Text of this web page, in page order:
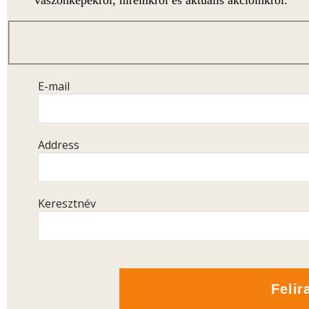
E-mail
Address
Keresztnév